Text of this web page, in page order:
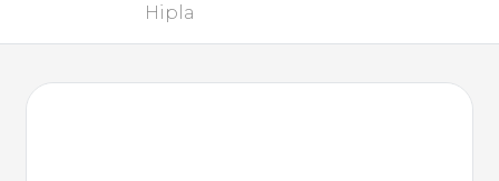
Hipla